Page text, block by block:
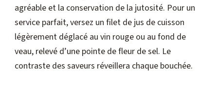
agréable et la conservation de la jutosité. Pour un
service parfait, versez un filet de jus de cuisson
légèrement déglacé au vin rouge ou au fond de
veau, relevé d’une pointe de fleur de sel. Le
contraste des saveurs réveillera chaque bouchée.